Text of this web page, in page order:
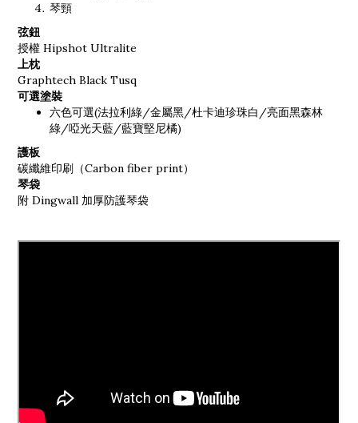
琴頸
弦鈕
授權 Hipshot Ultralite
上枕
Graphtech Black Tusq
可選塗裝
六色可選(法拉利綠/金屬黑/杜卡迪珍珠白/亮面黑森林
綠/啞光天藍/藍寶堅尼橘)
護板
碳纖維印刷（Carbon fiber print）
琴袋
附 Dingwall 加厚防護琴袋